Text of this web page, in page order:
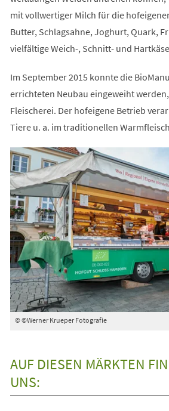
mit vollwertiger Milch für die
Butter, Schlagsahne, Joghurt, Quark,
vielfältige Weich-, Schnitt- und
Im September 2015 konnte die
errichteten Neubau eingeweiht
Fleischerei. Der hofeigene Betrieb
Tiere u. a. im traditionellen
© ©Werner Krueper Fotografie
AUF DIESEN MÄRKTEN
UNS: